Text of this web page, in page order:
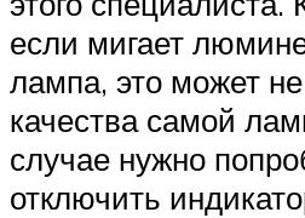
если мигает
лампа, это может
качества самой
случае нужно
отключить